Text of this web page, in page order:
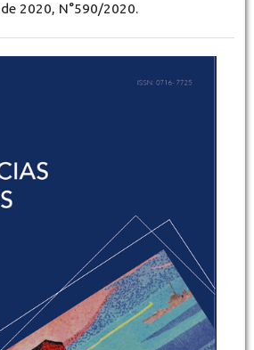
2020, N°590/2020.